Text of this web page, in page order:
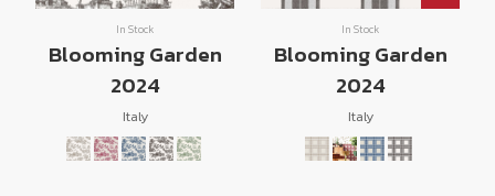
In Stock
Blooming Garden
2024
Italy
In Stock
Blooming Garden
2024
Italy